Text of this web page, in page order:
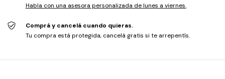
Habla con una asesora personalizada de lunes a viernes.
Comprá y cancelá cuando quieras.
Tu compra está protegida, cancelá gratis si te arrepentís.